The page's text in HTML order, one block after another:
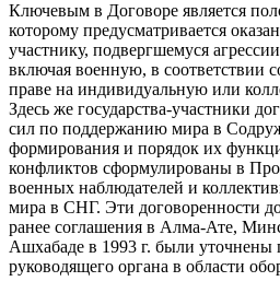
Ключевым в Договоре является
которому предусматривается
участнику, подвергшемуся
включая военную, в соответствии
праве на индивидуальную или
Здесь же государства-участники
сил по поддержанию мира в
формирования и порядок их
конфликтов сформулированы в
военных наблюдателей и
мира в СНГ. Эти договоренности
ранее соглашения в Алма-Ате,
Ашхабаде в 1993 г. были уточнены
руководящего органа в области